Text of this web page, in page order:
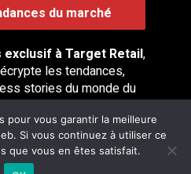
exclusif à Target Retail,
les tendances,
stories du monde du
retail.
pour vous garantir la meilleure
Si vous continuez à utiliser ce
que vous en êtes satisfait.